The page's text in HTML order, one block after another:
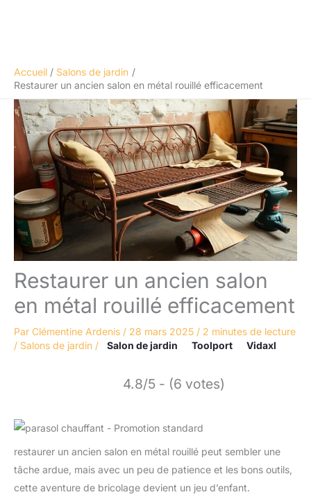
Accueil
Salons de jardin
Restaurer un ancien salon en métal rouillé efficacement
Restaurer un ancien salon
en métal rouillé efficacement
Par Clémentine Ardenis / 28 mars 2025 / 2 minutes de lecture
/ Salons de jardin / Salon de jardin Toolport Vidaxl
4.8/5 - (6 votes)
restaurer un ancien salon en métal rouillé peut sembler une
tâche ardue, mais avec un peu de patience et les bons outils,
cette aventure de bricolage devient un jeu d’enfant.